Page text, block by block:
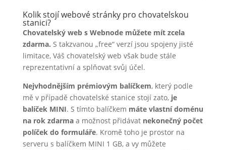
Kolik stojí webové stránky pro chovatelskou
stanici?
Chovatelský web s Webnode můžete mít zcela
zdarma. S takzvanou „free“ verzí jsou spojeny jisté
limitace, Váš chovatelský web však bude stále
reprezentativní a splňovat svůj účel.
Nejvhodnějším prémiovým balíčkem, který podle
mě v případě chovatelské stanice stojí zato, je
balíček MINI. S tímto balíčkem máte vlastní doménu
na rok zdarmaa možnost přidávat nekonečný počet
políček do formuláře. Kromě toho je prostor na
serveru s balíčkem MINI 1 GB, a vy můžete